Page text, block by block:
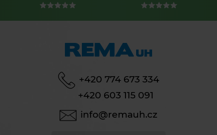
+420 774 673 334
+420 603 115 091
info@remauh.cz